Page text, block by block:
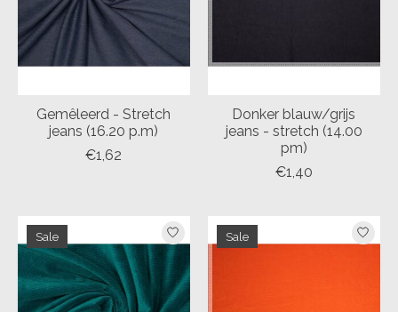
Gemêleerd - Stretch
jeans (16.20 p.m)
€1,62
Donker blauw/grijs
jeans - stretch (14.00
pm)
€1,40
Sale Sale